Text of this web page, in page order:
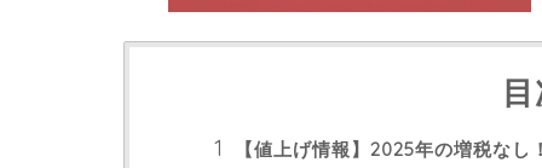
【値上げ情報】2025年の増税な